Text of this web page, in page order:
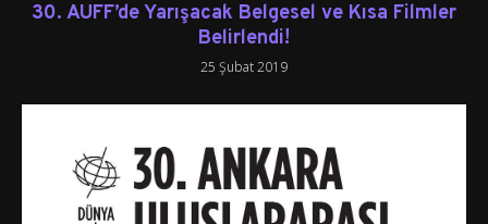
30. AUFF’de Yarışacak Belgesel ve Kısa Filmler
Belirlendi!
25 Şubat 2019